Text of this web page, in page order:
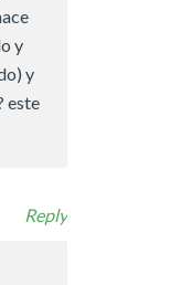
y
y
este
Reply